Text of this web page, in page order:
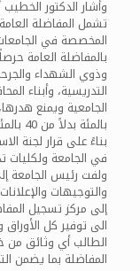
وأشار الدكتور
تشمل المفاضلة
المخصصة في
بالمفاضلة العامة
وذوي الشهداء
التدريسية، وأبناء
بناءً على قرار لجنة
في الجامعة ولكليات
ولفت رئيس الجامعة
والتوجيهات
إلى مركز تسجيل
الى توفير كل الأوراق
الطالب أي وثائق من
المفاضلة بما يضمن